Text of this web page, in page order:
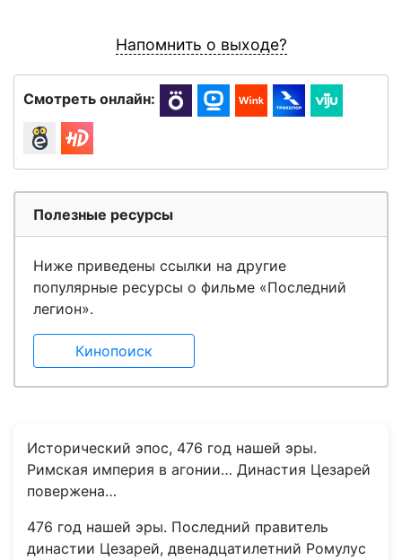
Напомнить о выходе?
Смотреть онлайн:
Полезные ресурсы
Ниже приведены ссылки на другие
популярные ресурсы о фильме «Последний
легион».
Кинопоиск
Исторический эпос, 476 год нашей эры.
Римская империя в агонии… Династия Цезарей
повержена…
476 год нашей эры. Последний правитель
династии Цезарей, двенадцатилетний Ромулус